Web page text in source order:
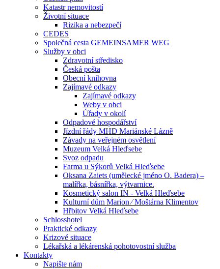
Katastr nemovitostí
Životní situace
Rizika a nebezpečí
CEDES
Společná cesta GEMEINSAMER WEG
Služby v obci
Zdravotní středisko
Česká pošta
Obecní knihovna
Zajímavé odkazy
Zajímavé odkazy
Weby v obci
Úřady v okolí
Odpadové hospodářství
Jízdní řády MHD Mariánské Lázně
Závady na veřejném osvětlení
Muzeum Velká Hleďsebe
Svoz odpadu
Farma u Sýkorů Velká Hleďsebe
Oksana Zaiets (umělecké jméno O. Badera) –
malířka, básnířka, výtvarnice.
Kosmetický salon IN - Velká Hleďsebe
Kulturní dům Marion ⁄ Moštárna Klimentov
Hřbitov Velká Hleďsebe
Schlosshotel
Praktické odkazy
Krizové situace
Lékařská a lékárenská pohotovostní služba
Kontakty
Napište nám